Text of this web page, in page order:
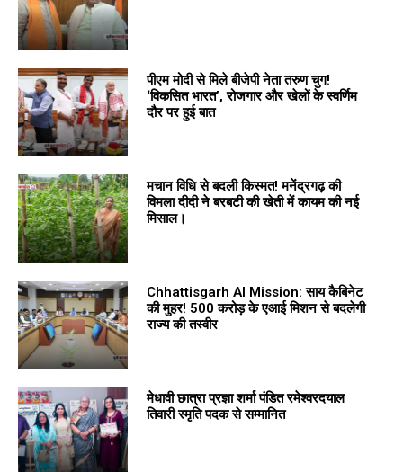
पीएम मोदी से मिले बीजेपी नेता तरुण चुग!
‘विकसित भारत’, रोजगार और खेलों के स्वर्णिम
दौर पर हुई बात
मचान विधि से बदली किस्मत! मनेंद्रगढ़ की
विमला दीदी ने बरबटी की खेती में कायम की नई
मिसाल।
Chhattisgarh AI Mission: साय कैबिनेट
की मुहर! 500 करोड़ के एआई मिशन से बदलेगी
राज्य की तस्वीर
मेधावी छात्रा प्रज्ञा शर्मा पंडित रमेश्वरदयाल
तिवारी स्मृति पदक से सम्मानित